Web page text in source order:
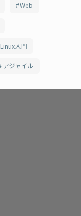
Web
Linux入門
アジャイル